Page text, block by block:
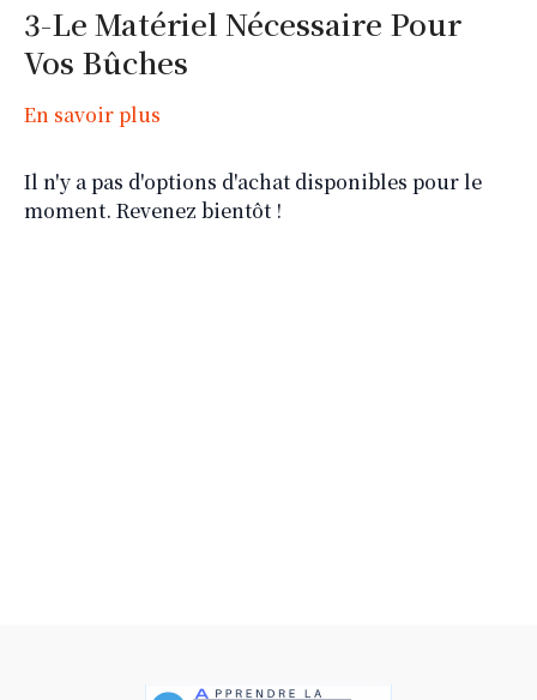
3-Le Matériel Nécessaire Pour
Vos Bûches
En savoir plus
Il n'y a pas d'options d'achat disponibles pour le
moment. Revenez bientôt !